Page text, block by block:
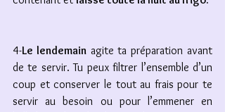
4-Le lendemain agite ta préparation avant
de te servir. Tu peux filtrer l’ensemble d’un
coup et conserver le tout au frais pour te
servir au besoin ou pour l’emmener en